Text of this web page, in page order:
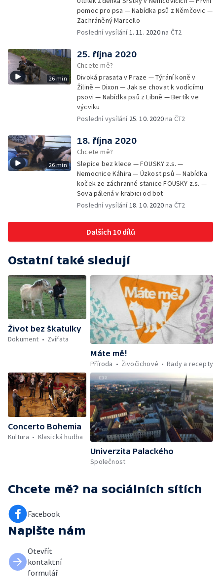
pomoc pro psa — Nabídka psů z Němčovic —
Zachráněný Marcello
Poslední vysílání 1. 11. 2020na ČT2
26 min
25. října 2020
Chcete mě?
Divoká prasata v Praze — Týrání koně v
Žilině — Dixon — Jak se chovat k vodícímu
psovi — Nabídka psů z Libně — Bertík ve
výcviku
Poslední vysílání 25. 10. 2020na ČT2
26 min
18. října 2020
Chcete mě?
Slepice bez klece — FOUSKY z.s. —
Nemocnice Káhira — Úzkost psů — Nabídka
koček ze záchranné stanice FOUSKY z.s. —
Sova pálená v krabici od bot
Poslední vysílání 18. 10. 2020na ČT2
Dalších 10 dílů
Ostatní také sledují
Život bez škatulky
Dokument
Zvířata
Máte mě!
Příroda
Živočichové Rady a recepty
Concerto Bohemia
Kultura
Klasická hudba
Univerzita Palackého
Společnost
Chcete mě? na sociálních sítích
Facebook
Napište nám
Otevřít
kontaktní
formulář